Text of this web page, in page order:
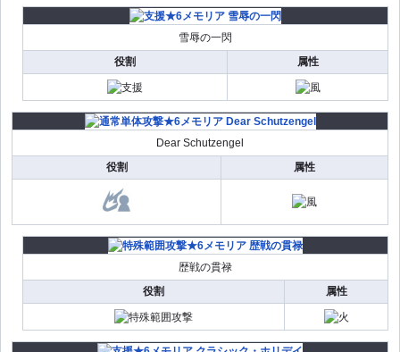
雪辱の一閃
役割
属性
Dear Schutzengel
役割
属性
歴戦の貫禄
役割
属性